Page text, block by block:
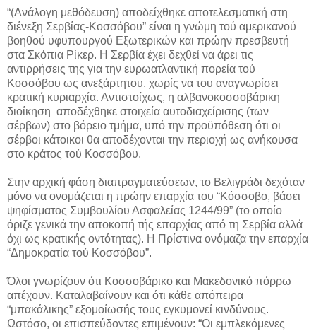
“(Ανάλογη μεθόδευση) αποδείχθηκε αποτελεσματική στη
διένεξη Σερβίας-Κοσσόβου” είναι η γνώμη τού αμερικανού
βοηθού υφυπουργού Εξωτερικών και πρώην πρεσβευτή
στα Σκόπια Ρίκερ. Η Σερβία έχει δεχθεί να άρει τις
αντιρρήσεις της για την ευρωατλαντική πορεία τού
Κοσσόβου ως ανεξάρτητου, χωρίς να του αναγνωρίσει
κρατική κυριαρχία. Αντιστοίχως, η αλβανοκοσσοβάρικη
διοίκηση αποδέχθηκε στοιχεία αυτοδιαχείρισης (των
σέρβων) στο βόρειο τμήμα, υπό την προϋπόθεση ότι οι
σέρβοι κάτοικοι θα αποδέχονται την περιοχή ως ανήκουσα
στο κράτος τού Κοσσόβου.
Στην αρχική φάση διαπραγματεύσεων, το Βελιγράδι δεχόταν
μόνο να ονομάζεται η πρώην επαρχία του “Κόσσοβο, βάσει
ψηφίσματος Συμβουλίου Ασφαλείας 1244/99” (το οποίο
όριζε γενικά την αποκοπή τής επαρχίας από τη Σερβία αλλά
όχι ως κρατικής οντότητας). Η Πρίστινα ονόμαζα την επαρχία
“Δημοκρατία τού Κοσσόβου”.
Όλοι γνωρίζουν ότι Κοσσοβάρικο και Μακεδονικό πόρρω
απέχουν. Καταλαβαίνουν και ότι κάθε απόπειρα
“μπακάλικης” εξομοίωσής τους εγκυμονεί κινδύνους.
Ωστόσο, οι επισπεύδοντες επιμένουν: “Οι εμπλεκόμενες